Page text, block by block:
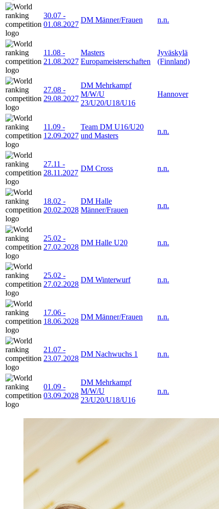
30.07 -
01.08.2027
DM Männer/Frauen n.n.
11.08 -
21.08.2027
Masters
Europameisterschaften
Jyväskylä
(Finnland)
27.08 -
29.08.2027
DM Mehrkampf
M/W/U
23/U20/U18/U16
Hannover
11.09 -
12.09.2027
Team DM U16/U20
und Masters
n.n.
27.11 -
28.11.2027
DM Cross n.n.
18.02 -
20.02.2028
DM Halle
Männer/Frauen
n.n.
25.02 -
27.02.2028
DM Halle U20 n.n.
25.02 -
27.02.2028
DM Winterwurf n.n.
17.06 -
18.06.2028
DM Männer/Frauen n.n.
21.07 -
23.07.2028
DM Nachwuchs 1 n.n.
01.09 -
03.09.2028
DM Mehrkampf
M/W/U
23/U20/U18/U16
n.n.